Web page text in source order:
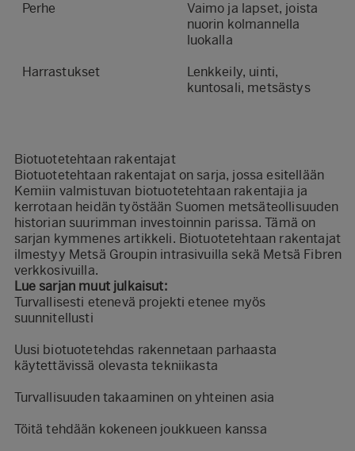
Perhe
Vaimo ja lapset, joista
nuorin kolmannella
luokalla
Harrastukset
Lenkkeily, uinti,
kuntosali, metsästys
Biotuotetehtaan rakentajat
Biotuotetehtaan rakentajat on sarja, jossa esitellään
Kemiin valmistuvan biotuotetehtaan rakentajia ja
kerrotaan heidän työstään Suomen metsäteollisuuden
historian suurimman investoinnin parissa. Tämä on
sarjan kymmenes artikkeli. Biotuotetehtaan rakentajat
ilmestyy Metsä Groupin intrasivuilla sekä Metsä Fibren
verkkosivuilla.
Lue sarjan muut julkaisut:
Turvallisesti etenevä projekti etenee myös
suunnitellusti
Uusi biotuotetehdas rakennetaan parhaasta
käytettävissä olevasta tekniikasta
Turvallisuuden takaaminen on yhteinen asia
Töitä tehdään kokeneen joukkueen kanssa